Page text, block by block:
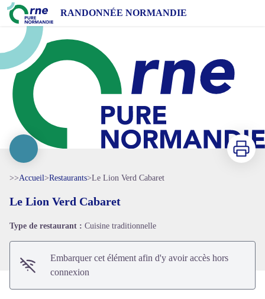
RANDONNÉE NORMANDIE
Le Lion Verd Cabaret
Imprimer
>>Accueil>Restaurants>Le Lion Verd Cabaret
Le Lion Verd Cabaret
Type de restaurant : Cuisine traditionnelle
Embarquer cet élément afin d'y avoir accès hors
connexion